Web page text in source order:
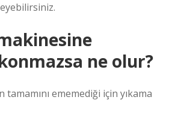
ne olur?
tamamını ememediği için yıkama